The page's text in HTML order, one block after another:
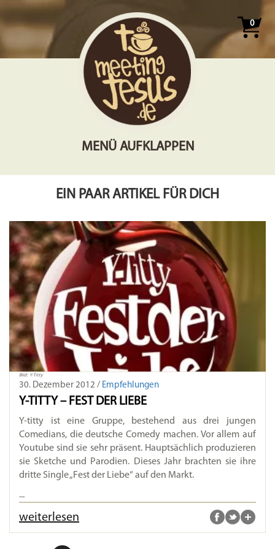
0
MENÜ AUFKLAPPEN
EIN PAAR ARTIKEL FÜR DICH
Bild: Y-Titty
30. Dezember 2012 / Empfehlungen
Y-TITTY – FEST DER LIEBE
Y-titty ist eine Gruppe, bestehend aus drei jungen
Comedians, die deutsche Comedy machen. Vor allem auf
Youtube sind sie sehr präsent. Hauptsächlich produzieren
sie Sketche und Parodien. Dieses Jahr brachten sie ihre
dritte Single „Fest der Liebe“ auf den Markt.
...
weiterlesen